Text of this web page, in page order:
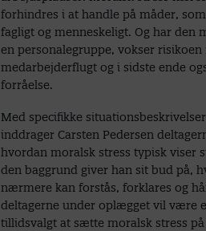
forhindres i at handle på måder,
fagligt og menneskeligt. Og har den
en personalegruppe, vokser
medarbejderflugt og i sidste ende
forråelse.
Med specifikke
inddrager Carsten Pedersen
hvordan moralsk stress typisk viser
den baggrund giver han sit bud på,
nærmere kan forstås, forklares og
deltagerne under oplægget vil være
tillidsvalgt at sætte moralsk stress